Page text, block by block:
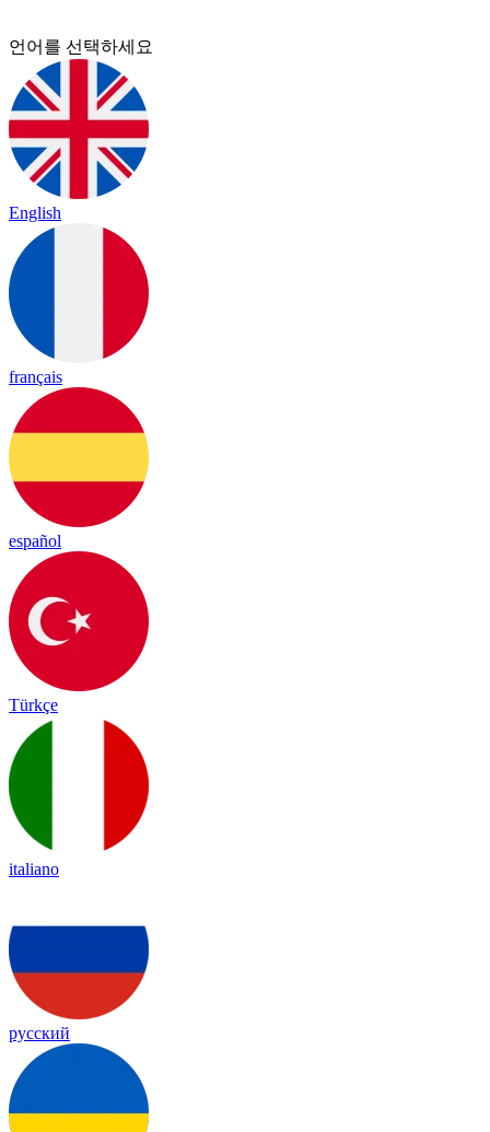
언어를 선택하세요
English
français
español
Türkçe
italiano
русский